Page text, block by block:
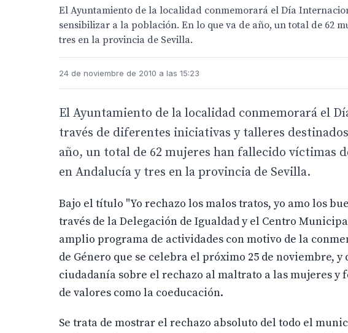
El Ayuntamiento de la localidad conmemorará el Día
sensibilizar a la población. En lo que va de año, un total de 62
tres en la provincia de Sevilla.
24 de noviembre de 2010 a las 15:23
El Ayuntamiento de la localidad conmemorará el
través de diferentes iniciativas y talleres
año, un total de 62 mujeres han fallecido víctimas
en Andalucía y tres en la provincia de Sevilla.
Bajo el título "Yo rechazo los malos tratos, yo amo los
través de la Delegación de Igualdad y el Centro
amplio programa de actividades con motivo de la
de Género que se celebra el próximo 25 de noviembre,
ciudadanía sobre el rechazo al maltrato a las mujeres
de valores como la coeducación.
Se trata de mostrar el rechazo absoluto del todo el